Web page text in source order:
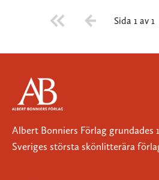
Sida 1 av 1
Albert Bonniers Förlag grundades
Sveriges största skönlitterära